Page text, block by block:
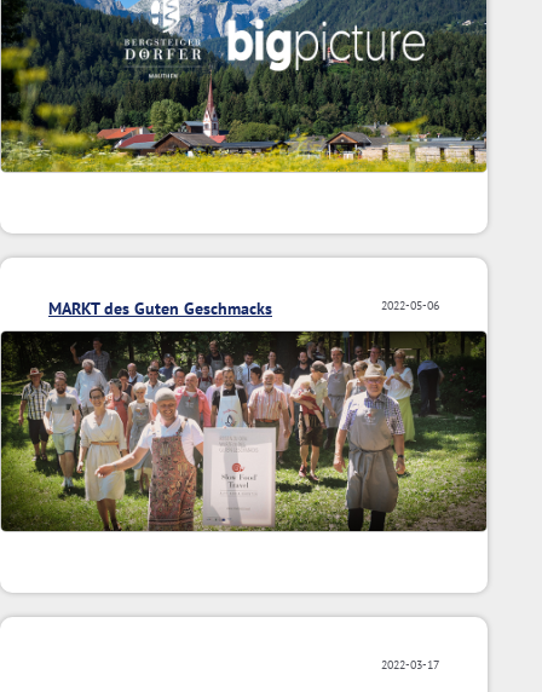
2022-05-06
MARKT des Guten Geschmacks
2022-03-17